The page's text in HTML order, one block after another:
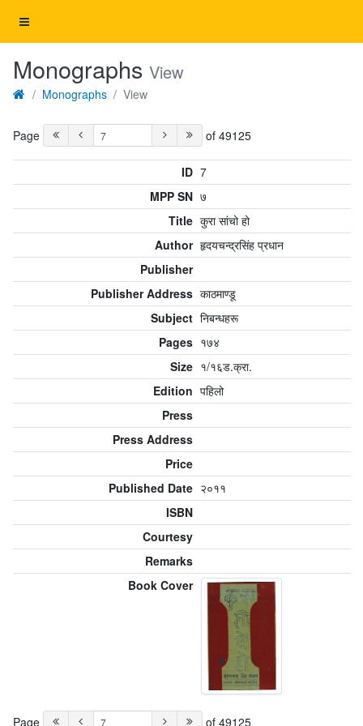
Monographs View
Monographs View
Page of 49125
ID 7
MPP SN ७
Title कुरा सांचो हो
Author हृदयचन्द्रसिंह प्रधान
Publisher
Publisher Address काठमाण्डू
Subject निबन्धहरू
Pages १७४
Size १/१६ड.क्रा‌.
Edition पहिलो
Press
Press Address
Price
Published Date २०११
ISBN
Courtesy
Remarks
Book Cover
Page of 49125